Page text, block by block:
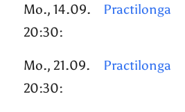
Mo., 14.09.
20:30:
Practilonga
Mo., 21.09.
20:30:
Practilonga